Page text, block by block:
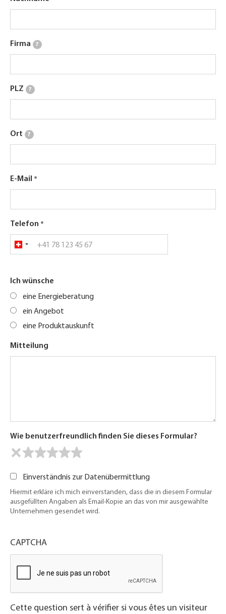
Firma ?
PLZ ?
Ort ?
E-Mail
Telefon
Ich wünsche
eine Energieberatung
ein Angebot
eine Produktauskunft
Mitteilung
Wie benutzerfreundlich finden Sie dieses Formular?
Einverständnis zur Datenübermittlung
Hiermit erkläre ich mich einverstanden, dass die in diesem Formular
ausgefüllten Angaben als Email-Kopie an das von mir ausgewählte
Unternehmen gesendet wird.
CAPTCHA
Cette question sert à vérifier si vous êtes un visiteur